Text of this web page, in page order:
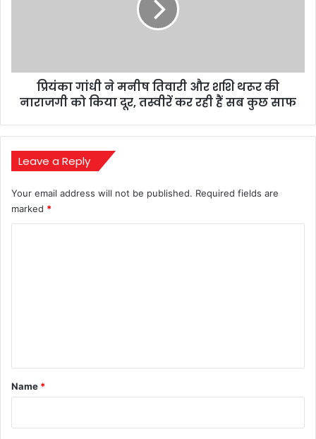
की
नाराजगी
दूर,
कर
रही
हैं
प्रियंका गांधी ने मनीष तिवारी और शशि थरूर की
नाराजगी को किया दूर, तस्वीरें कर रही हैं सब कुछ साफ
Leave a Reply
Your email address will not be published. Required fields are
marked *
*
Name *